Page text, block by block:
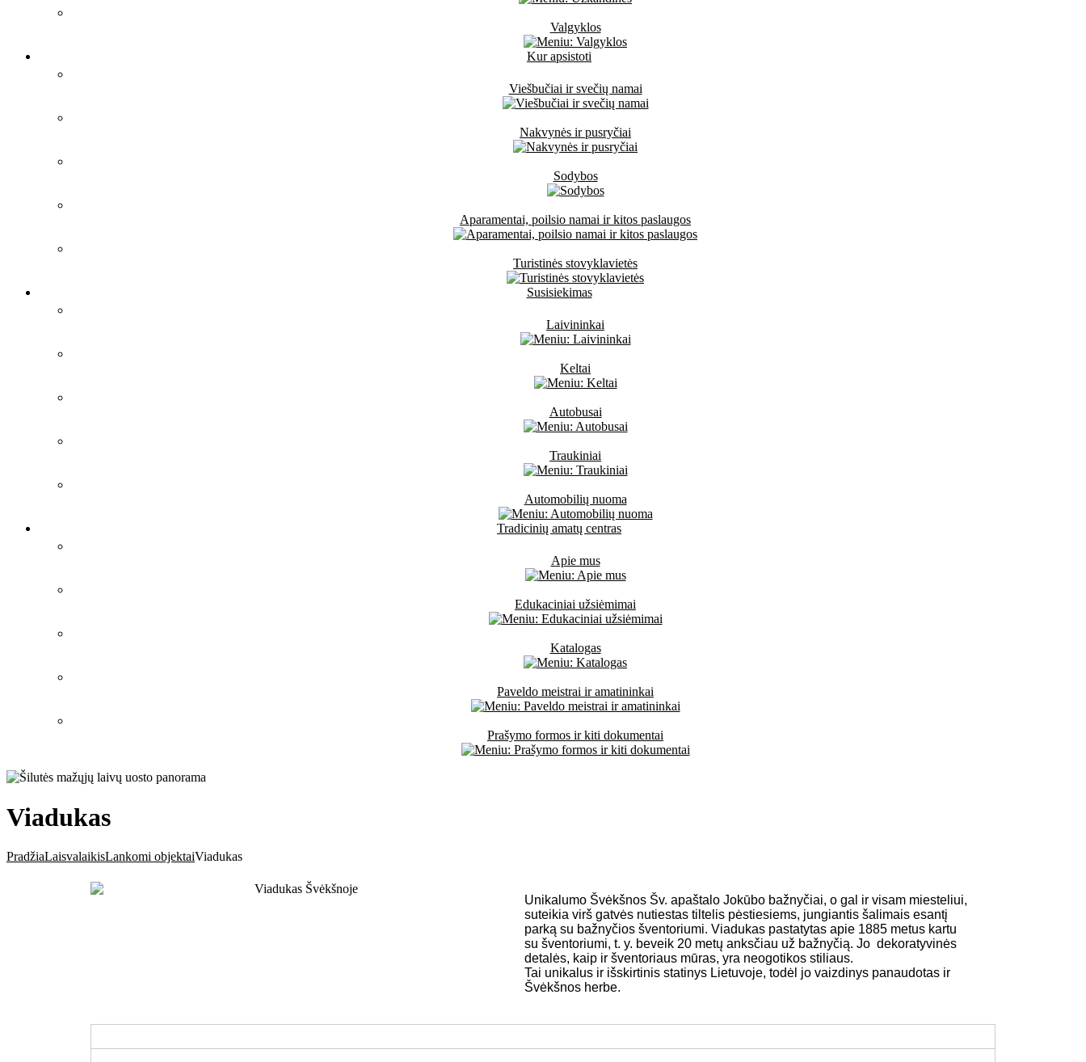
Valgyklos
Kur apsistoti
Viešbučiai ir svečių namai
Nakvynės ir pusryčiai
Sodybos
Aparamentai, poilsio namai ir kitos paslaugos
Turistinės stovyklavietės
Susisiekimas
Laivininkai
Keltai
Autobusai
Traukiniai
Automobilių nuoma
Tradicinių amatų centras
Apie mus
Edukaciniai užsiėmimai
Katalogas
Paveldo meistrai ir amatininkai
Prašymo formos ir kiti dokumentai
Viadukas
PradžiaLaisvalaikisLankomi objektaiViadukas
Unikalumo Švėkšnos Šv. apaštalo Jokūbo bažnyčiai, o gal ir visam miesteliui,
suteikia virš gatvės nutiestas tiltelis pėstiesiems, jungiantis šalimais esantį
parką su bažnyčios šventoriumi. Viadukas pastatytas apie 1885 metus kartu
su šventoriumi, t. y. beveik 20 metų anksčiau už bažnyčią. Jo dekoratyvinės
detalės, kaip ir šventoriaus mūras, yra neogotikos stiliaus.
Tai unikalus ir išskirtinis statinys Lietuvoje, todėl jo vaizdinys panaudotas ir
Švėkšnos herbe.